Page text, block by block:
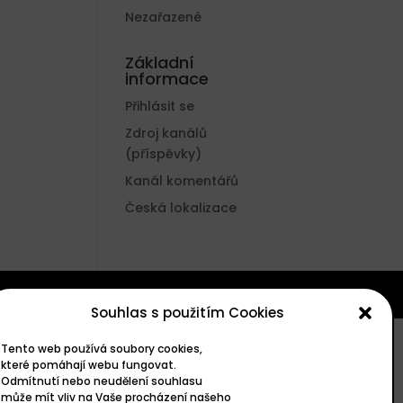
Souhlas s použitím Cookies
Tento web používá soubory cookies,
které pomáhají webu fungovat.
Odmítnutí nebo neudělení souhlasu
může mít vliv na Vaše procházení našeho
Nezařazené
Základní
informace
Přihlásit se
Zdroj kanálů
(příspěvky)
Kanál komentářů
Česká lokalizace